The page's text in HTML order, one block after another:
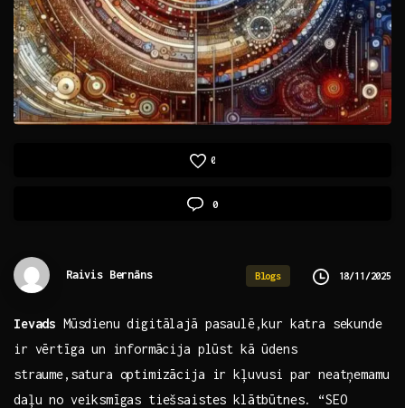
0
0
Raivis Bernāns Blogs 18/11/2025
Ievads Mūsdienu digitālajā pasaulē,kur katra sekunde
ir vērtīga un⁤ informācija plūst kā ūdens
straume,satura optimizācija ir kļuvusi par neatņemamu
daļu no veiksmīgas tiešsaistes klātbūtnes.‌ “SEO